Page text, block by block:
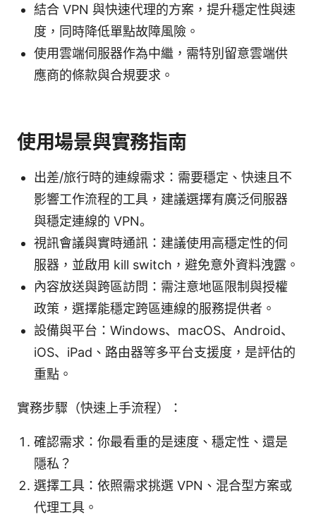
結合 VPN 與快速代理的方案，提升穩定性與速
度，同時降低單點故障風險。
使用雲端伺服器作為中繼，需特別留意雲端供
應商的條款與合規要求。
使用場景與實務指南
出差/旅行時的連線需求：需要穩定、快速且不
影響工作流程的工具，建議選擇有廣泛伺服器
與穩定連線的 VPN。
視訊會議與實時通訊：建議使用高穩定性的伺
服器，並啟用 kill switch，避免意外資料洩露。
內容放送與跨區訪問：需注意地區限制與授權
政策，選擇能穩定跨區連線的服務提供者。
設備與平台：Windows、macOS、Android、
iOS、iPad、路由器等多平台支援度，是評估的
重點。
實務步驟（快速上手流程）：
確認需求：你最看重的是速度、穩定性、還是
隱私？
選擇工具：依照需求挑選 VPN、混合型方案或
代理工具。